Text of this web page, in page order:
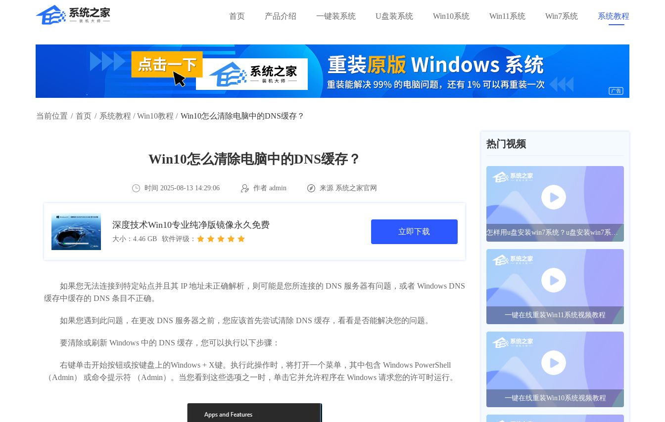
首页 产品介绍 一键装系统 U盘装系统 Win10系统 Win11系统 Win7系统 系统教程
当前位置 / 首页 / 系统教程 /Win10教程 / Win10怎么清除电脑中的DNS缓存？
Win10怎么清除电脑中的DNS缓存？
时间 2025-08-13 14:29:06 作者 admin 来源 系统之家官网
深度技术Win10专业纯净版镜像永久免费
大小：4.46 GB 软件评级：
立即下载
如果您无法连接到特定站点并且其 IP 地址未正确解析，则可能是您所连接的 DNS 服务器有问题，或者 Windows DNS
缓存中缓存的 DNS 条目不正确。
如果您遇到此问题，在更改 DNS 服务器之前，您应该首先尝试清除 DNS 缓存，看看是否能解决您的问题。
要清除或刷新 Windows 中的 DNS 缓存，您可以执行以下步骤：
右键单击开始按钮或按键盘上的Windows + X键。执行此操作时，将打开一个菜单，其中包含 Windows PowerShell
（Admin） 或命令提示符 （Admin）。当您看到这些选项之一时，单击它并允许程序在 Windows 请求您的许可时运行。
热门视频
怎样用u盘安装win7系统？u盘安装win7系统的操作方法
一键在线重装Win11系统视频教程
一键在线重装Win10系统视频教程